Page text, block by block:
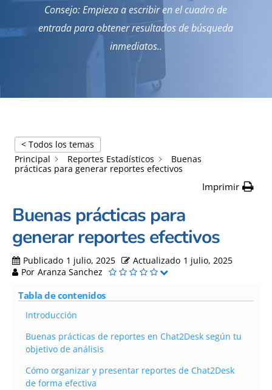
Consejo: Empieza a escribir en el cuadro de
entrada para obtener resultados de búsqueda
inmediatos..
< Todos los temas
Principal
Reportes Estadísticos
Buenas
prácticas para generar reportes efectivos
Imprimir
Buenas prácticas para
generar reportes efectivos
Publicado 1 julio, 2025 Actualizado 1 julio, 2025
Por Aranza Sanchez
Tabla de contenidos
Introducción
Buenas prácticas de reportes en Chat2Desk según tu
objetivo de análisis
Cómo organizar y presentar reportes de Chat2Desk
de forma efectiva